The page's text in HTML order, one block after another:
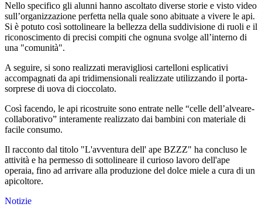
Nello specifico gli alunni hanno ascoltato diverse storie e visto video
sull’organizzazione perfetta nella quale sono abituate a vivere le api.
Si è potuto così sottolineare la bellezza della suddivisione di ruoli e il
riconoscimento di precisi compiti che ognuna svolge all’interno di
una "comunità".
A seguire, si sono realizzati meravigliosi cartelloni esplicativi
accompagnati da api tridimensionali realizzate utilizzando il porta-
sorprese di uova di cioccolato.
Così facendo, le api ricostruite sono entrate nelle “celle dell’alveare-
collaborativo” interamente realizzato dai bambini con materiale di
facile consumo.
Il racconto dal titolo "L'avventura dell' ape BZZZ" ha concluso le
attività e ha permesso di sottolineare il curioso lavoro dell'ape
operaia, fino ad arrivare alla produzione del dolce miele a cura di un
apicoltore.
Notizie